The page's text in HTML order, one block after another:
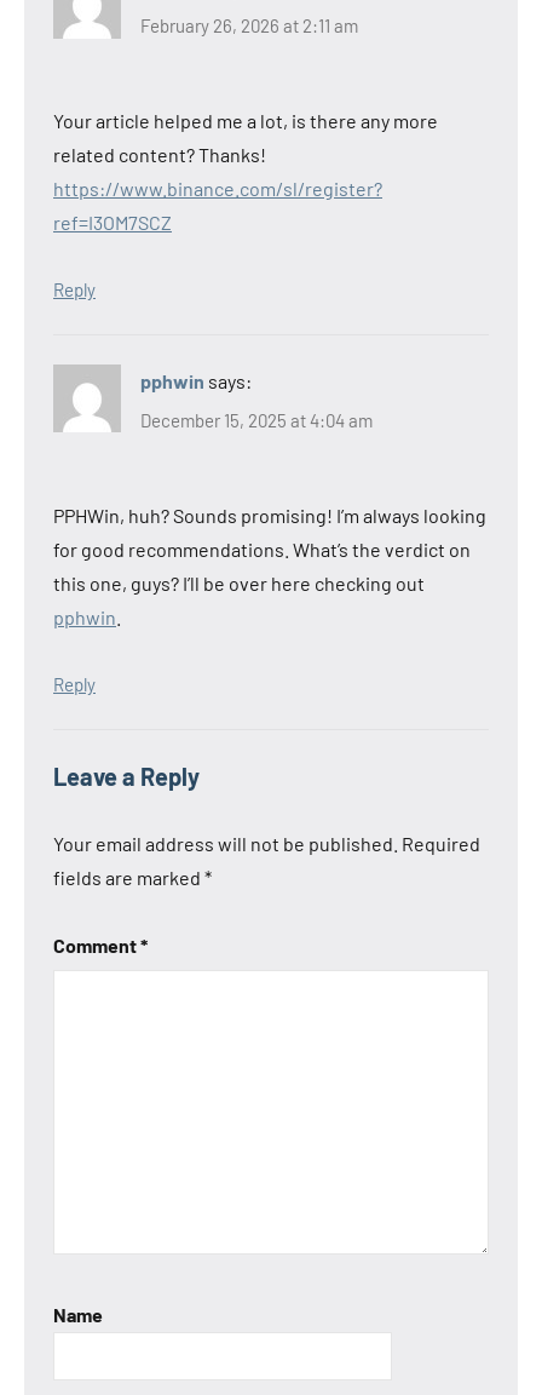
February 26, 2026 at 2:11 am
Your article helped me a lot, is there any more
related content? Thanks!
https://www.binance.com/sl/register?
ref=I3OM7SCZ
Reply
pphwin says:
December 15, 2025 at 4:04 am
PPHWin, huh? Sounds promising! I’m always looking
for good recommendations. What’s the verdict on
this one, guys? I’ll be over here checking out
pphwin
Reply
Leave a Reply
Your email address will not be published. Required
fields are marked *
Comment*
Name